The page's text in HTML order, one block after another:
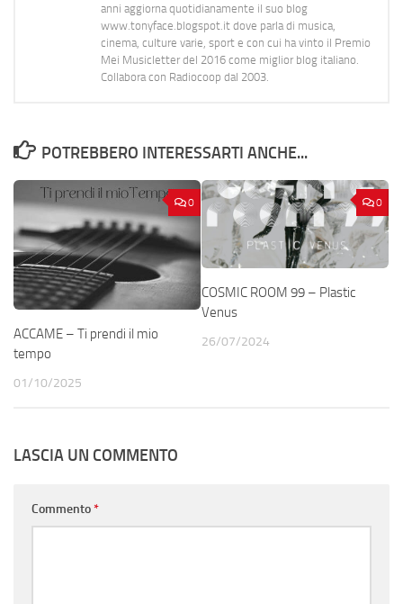
anni aggiorna quotidianamente il suo blog
www.tonyface.blogspot.it dove parla di musica,
cinema, culture varie, sport e con cui ha vinto il Premio
Mei Musicletter del 2016 come miglior blog italiano.
Collabora con Radiocoop dal 2003.
POTREBBERO INTERESSARTI ANCHE...
0
ACCAME – Ti prendi il mio
tempo
01/10/2025
0
COSMIC ROOM 99 – Plastic
Venus
26/07/2024
LASCIA UN COMMENTO
Commento*